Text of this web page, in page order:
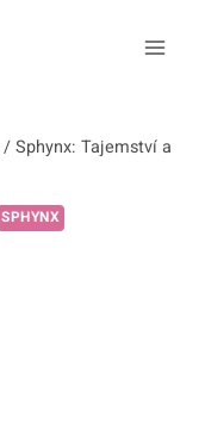
/ Sphynx: Tajemství a
SPHYNX